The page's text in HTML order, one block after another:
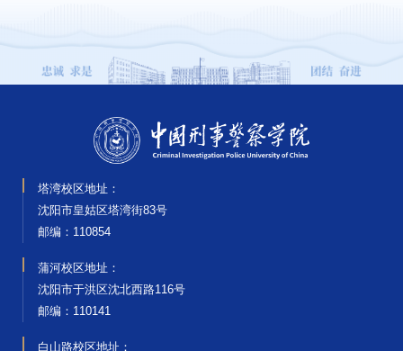
塔湾校区地址：
沈阳市皇姑区塔湾街83号
邮编‌：110854
蒲河校区地址：
沈阳市于洪区沈北西路116号
邮编‌：110141
白山路校区地址：